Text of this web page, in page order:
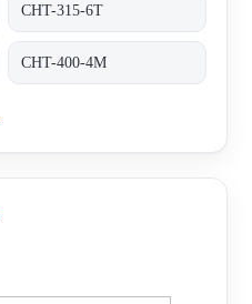
CHT-315-6T
CHT-400-4M